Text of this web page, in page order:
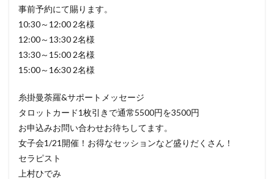
事前予約にて賜ります。
10:30～12:00 2名様
12:00～13:30 2名様
13:30～15:00 2名様
15:00～16:30 2名様
糸掛曼荼羅&サポートメッセージ
タロットカード1枚引きで通常5500円を3500円
お申込みお問い合わせお待ちしてます。
女子会1/21開催！お得なセッションなど盛りだくさん！
セラピスト
上村ひでみ